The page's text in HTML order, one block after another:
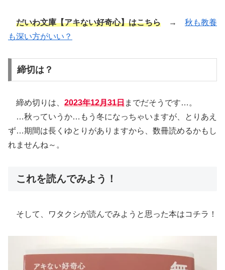
だいわ文庫【アキない好奇心】はこちら → 秋も教養
も深い方がいい？
締切は？
締め切りは、 2023年12月31日までだそうです…。
…秋っていうか…もう冬になっちゃいますが、とりあえ
ず…期間は長くゆとりがありますから、数冊読めるかもし
れませんね～。
これを読んでみよう！
そして、ワタクシが読んでみようと思った本はコチラ！